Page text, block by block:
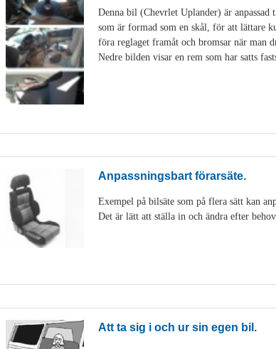
Denna bil (Chevrlet Uplander) är
som är formad som en skål, för att lättare
föra reglaget framåt och bromsar när man
Nedre bilden visar en rem som har satts
Anpassningsbart förarsäte.
Exempel på bilsäte som på flera sätt kan
Det är lätt att ställa in och ändra efter
Att ta sig i och ur sin egen bil.